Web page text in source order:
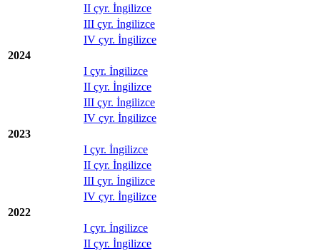
II çyr. İngilizce
III çyr. İngilizce
IV çyr. İngilizce
2024
I çyr. İngilizce
II çyr. İngilizce
III çyr. İngilizce
IV çyr. İngilizce
2023
I çyr. İngilizce
II çyr. İngilizce
III çyr. İngilizce
IV çyr. İngilizce
2022
I çyr. İngilizce
II çyr. İngilizce